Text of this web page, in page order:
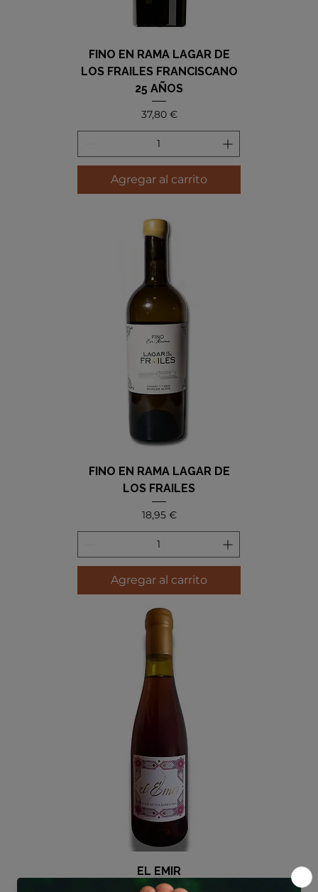
FINO EN RAMA LAGAR DE
LOS FRAILES FRANCISCANO
25 AÑOS
Precio
37,80 €
Agregar al carrito
FINO EN RAMA LAGAR DE
LOS FRAILES
Precio
18,95 €
Agregar al carrito
EL EMIR